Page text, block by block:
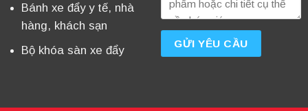
Bánh xe đẩy y tế, nhà
hàng, khách sạn
Bộ khóa sàn xe đẩy